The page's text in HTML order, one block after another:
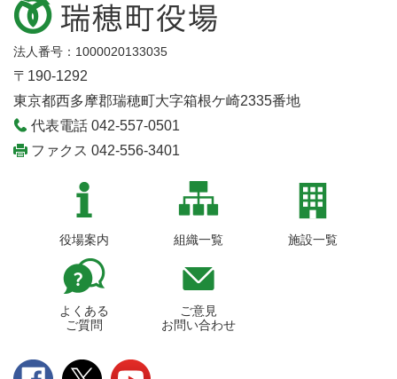
法人番号：1000020133035
〒190-1292
東京都西多摩郡瑞穂町大字箱根ケ崎2335番地
代表電話 042-557-0501
ファクス 042-556-3401
役場案内 組織一覧 施設一覧
よくある
ご質問
ご意見
お問い合わせ